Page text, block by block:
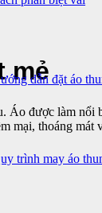
dẫn đặt áo
trình may áo
mẻ
Áo được làm nổi
mại, thoáng